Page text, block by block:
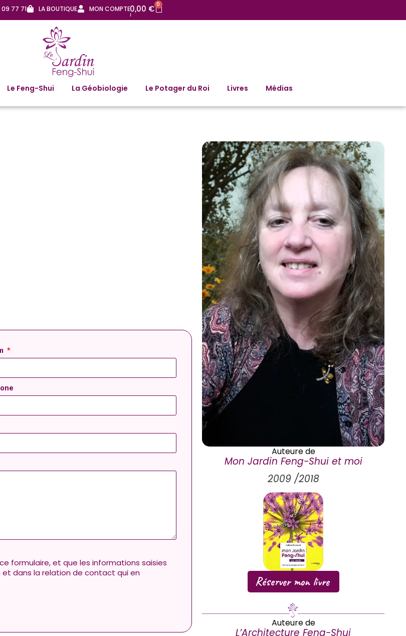
77 71 LA BOUTIQUE MON COMPTE0,00 € 0
Le Feng-Shui La Géobiologie Le Potager du Roi Livres Médias
formulaire, et que les informations saisies
dans la relation de contact qui en
Auteure de
Mon Jardin Feng-Shui et moi
2009 /2018
Réserver mon livre
Auteure de
L’Architecture Feng-Shui